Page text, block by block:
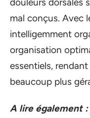
mal conçus. Avec
intelligemment
organisation
essentiels,
beaucoup plus
A lire également :